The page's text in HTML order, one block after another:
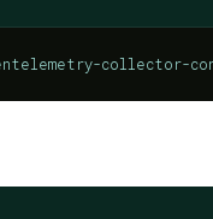
collector-